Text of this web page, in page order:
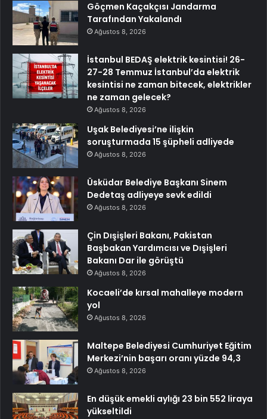
Göçmen Kaçakçısı Jandarma
Tarafından Yakalandı
Ağustos 8, 2026
İstanbul BEDAŞ elektrik kesintisi! 26-
27-28 Temmuz İstanbul’da elektrik
kesintisi ne zaman bitecek, elektrikler
ne zaman gelecek?
Ağustos 8, 2026
Uşak Belediyesi’ne ilişkin
soruşturmada 15 şüpheli adliyede
Ağustos 8, 2026
Üsküdar Belediye Başkanı Sinem
Dedetaş adliyeye sevk edildi
Ağustos 8, 2026
Çin Dışişleri Bakanı, Pakistan
Başbakan Yardımcısı ve Dışişleri
Bakanı Dar ile görüştü
Ağustos 8, 2026
Kocaeli’de kırsal mahalleye modern
yol
Ağustos 8, 2026
Maltepe Belediyesi Cumhuriyet Eğitim
Merkezi’nin başarı oranı yüzde 94,3
Ağustos 8, 2026
En düşük emekli aylığı 23 bin 552 liraya
yükseltildi